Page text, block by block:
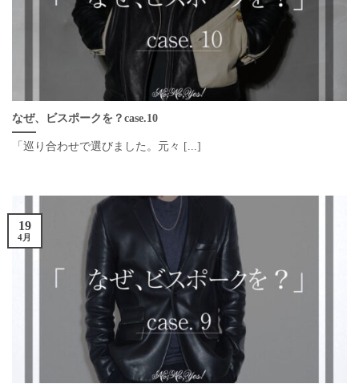
なぜ、ビスポークを？case.10
「巡り合わせで選びました。元々 [...]
19
4月